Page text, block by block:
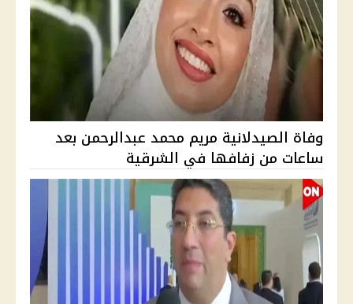
وفاة الصيدلانية مريم محمد عبدالرحمن بعد
ساعات من زفافها في الشرقية